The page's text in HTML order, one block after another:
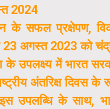
2024
के सफल प्रक्षेपण,
अगस्त 2023 को
के उपलक्ष्य में भारत
अंतरिक्ष दिवस के
उपलब्धि के साथ,